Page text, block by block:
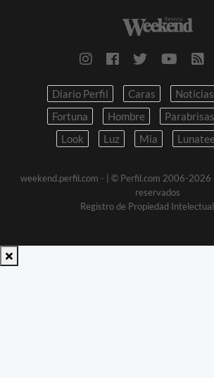
Diario Perfil Caras Noticias
Fortuna
Hombre Parabrisas
Look
Luz Mia
weekend.perfil.com -
| © Perfil.com 2006-2026
reservados
Registro de Propiedad